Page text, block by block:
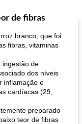
de fibras
branco, que foi
fibras, vitaminas
ingestão de
dos níveis
inflamação e
cardíacas (29,
preparado
teor de fibras